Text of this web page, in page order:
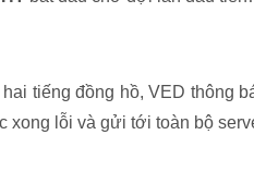
tiếng đồng hồ, VED thông
xong lỗi và gửi tới toàn bộ